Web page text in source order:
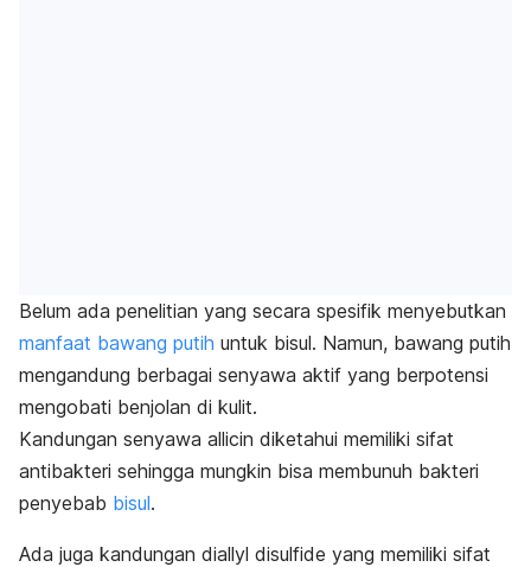
Belum ada penelitian yang secara spesifik menyebutkan
manfaat bawang putih untuk bisul. Namun, bawang putih
mengandung berbagai senyawa aktif yang berpotensi
mengobati benjolan di kulit.
Kandungan senyawa allicin diketahui memiliki sifat
antibakteri sehingga mungkin bisa membunuh bakteri
penyebab bisul.
Ada juga kandungan diallyl disulfide yang memiliki sifat